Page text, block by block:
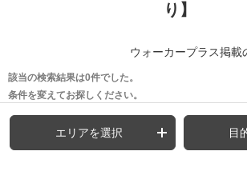
り】
ウォーカープラス掲載
該当の検索結果は0件でした。
条件を変えてお探しください。
エリアを選択 目